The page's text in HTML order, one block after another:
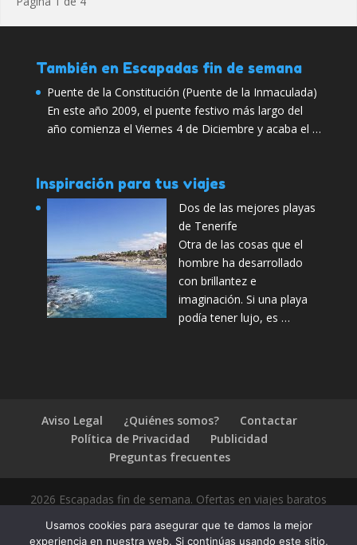
También en Escapadas fin de semana
Puente de la Constitución (Puente de la Inmaculada)
En este año 2009, el puente festivo más largo del
año comienza el Viernes 4 de Diciembre y acaba el …
Inspiración para tus viajes
Dos de las mejores playas
de Tenerife
Otra de las cosas que el
hombre ha desarrollado
con brillantez e
imaginación. Si una playa
podía tener lujo, es …
Aviso Legal ¿Quiénes somos?
Contactar
Política de Privacidad
Publicidad
Preguntas frecuentes
2026 Escapadas fin de semana. Ofertas en viajes baratos
Usamos cookies para asegurar que te damos la mejor
experiencia en nuestra web. Si continúas usando este sitio,